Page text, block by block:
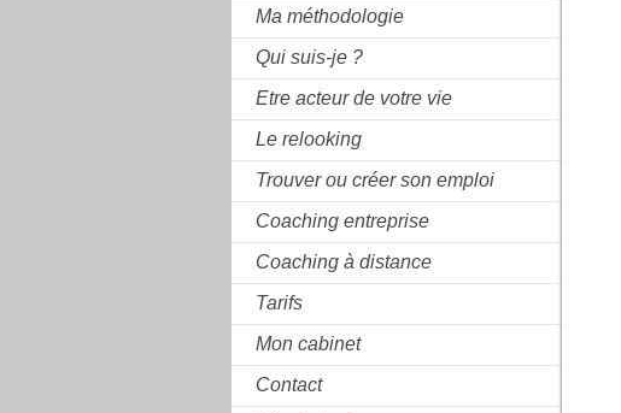
Ma méthodologie
Qui suis-je ?
Etre acteur de votre vie
Le relooking
Trouver ou créer son emploi
Coaching entreprise
Coaching à distance
Tarifs
Mon cabinet
Contact